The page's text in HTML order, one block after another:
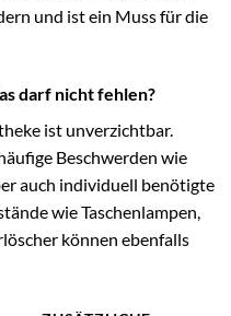
und ist ein Muss für die
darf nicht fehlen?
ist unverzichtbar.
Beschwerden wie
auch individuell benötigte
wie Taschenlampen,
können ebenfalls